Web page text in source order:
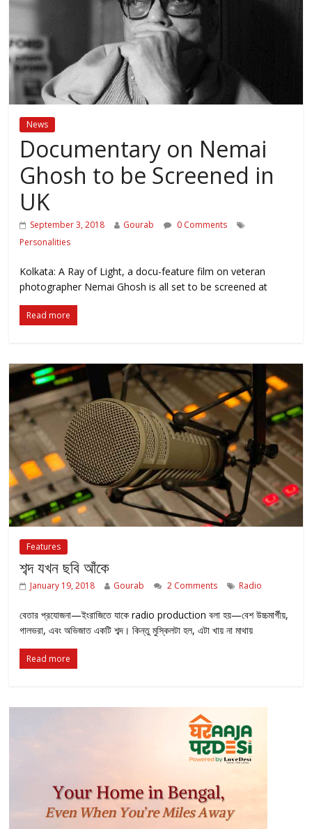
News
Documentary on Nemai
Ghosh to be Screened in
UK
September 3, 2018 Gourab
0 Comments
Personalities
Kolkata: A Ray of Light, a docu-feature film on veteran
photographer Nemai Ghosh is all set to be screened at
Read more
Features
শব্দ যখন ছবি আঁকে
January 19, 2018 Gourab 2 Comments Radio
বেতার প্রযোজনা—ইংরাজিতে যাকে radio production বলা হয়—বেশ উচ্চমার্গীয়,
গালভরা, এবং অভিজাত একটি শব্দ। কিন্তু মুস্কিলটা হল, এটা খায় না মাথায়
Read more